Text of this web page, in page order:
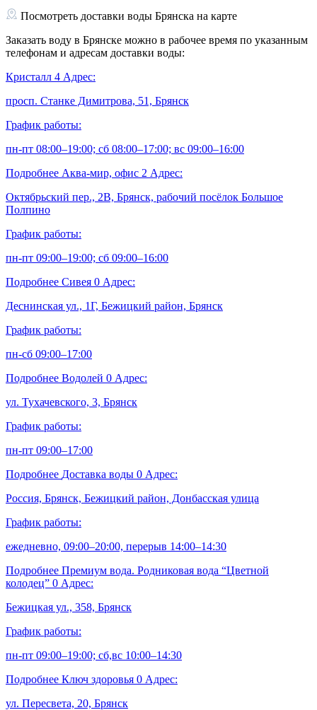
Посмотреть доставки воды Брянска на карте
Заказать воду в Брянске можно в рабочее время по указанным
телефонам и адресам доставки воды:
Кристалл 4 Адрес:
просп. Станке Димитрова, 51, Брянск
График работы:
пн-пт 08:00–19:00; сб 08:00–17:00; вс 09:00–16:00
Подробнее Аква-мир, офис 2 Адрес:
Октябрьский пер., 2В, Брянск, рабочий посёлок Большое
Полпино
График работы:
пн-пт 09:00–19:00; сб 09:00–16:00
Подробнее Сивея 0 Адрес:
Деснинская ул., 1Г, Бежицкий район, Брянск
График работы:
пн-сб 09:00–17:00
Подробнее Водолей 0 Адрес:
ул. Тухачевского, 3, Брянск
График работы:
пн-пт 09:00–17:00
Подробнее Доставка воды 0 Адрес:
Россия, Брянск, Бежицкий район, Донбасская улица
График работы:
ежедневно, 09:00–20:00, перерыв 14:00–14:30
Подробнее Премиум вода. Родниковая вода “Цветной
колодец” 0 Адрес:
Бежицкая ул., 358, Брянск
График работы:
пн-пт 09:00–19:00; сб,вс 10:00–14:30
Подробнее Ключ здоровья 0 Адрес:
ул. Пересвета, 20, Брянск